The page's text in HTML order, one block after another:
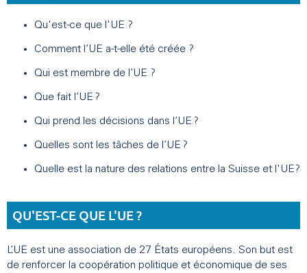
Qu'est-ce que l'UE ?
Comment l’UE a-t-elle été créée ?
Qui est membre de l’UE ?
Que fait l’UE ?
Qui prend les décisions dans l’UE ?
Quelles sont les tâches de l’UE ?
Quelle est la nature des relations entre la Suisse et l'UE?
QU'EST-CE QUE L'UE ?
L’UE est une association de 27 États européens. Son but est
de renforcer la coopération politique et économique de ses